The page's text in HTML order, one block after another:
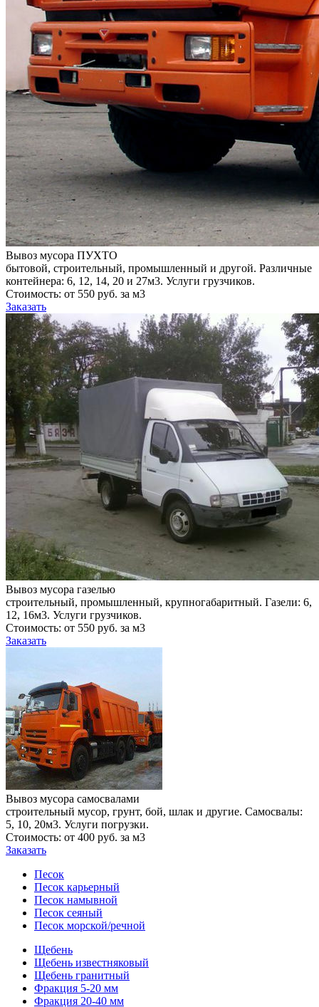
Вывоз мусора ПУХТО
бытовой, строительный, промышленный и другой. Различные
контейнера: 6, 12, 14, 20 и 27м3. Услуги грузчиков.
Стоимость: от 550 руб. за м3
Заказать
Вывоз мусора газелью
строительный, промышленный, крупногабаритный. Газели: 6,
12, 16м3. Услуги грузчиков.
Стоимость: от 550 руб. за м3
Заказать
Вывоз мусора самосвалами
строительный мусор, грунт, бой, шлак и другие. Самосвалы:
5, 10, 20м3. Услуги погрузки.
Стоимость: от 400 руб. за м3
Заказать
Песок
Песок карьерный
Песок намывной
Песок сеяный
Песок морской/речной
Щебень
Щебень известняковый
Щебень гранитный
Фракция 5-20 мм
Фракция 20-40 мм